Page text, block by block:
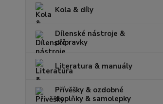
Kola & díly
Dílenské nástroje &
přípravky
Literatura & manuály
Přívěšky & ozdobné
doplňky & samolepky